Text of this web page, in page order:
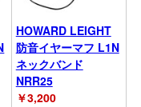
HOWARD LEIGHT
防音イヤーマフ L1N
ネックバンド
NRR25
￥3,200